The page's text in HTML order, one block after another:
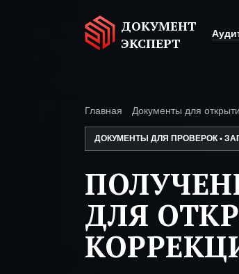
ДОКУМЕНТ
ЭКСПЕРТ
Главная Документы для
ДОКУМЕНТЫ ДЛЯ ПРОВЕРОК •
ДЛЯ